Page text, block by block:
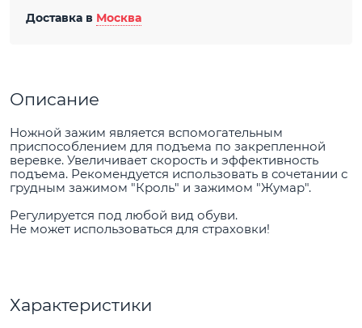
Доставка в Москва
Описание
Ножной зажим является вспомогательным
приспособлением для подъема по закрепленной
веревке. Увеличивает скорость и эффективность
подъема. Рекомендуется использовать в сочетании с
грудным зажимом "Кроль" и зажимом "Жумар".
Регулируется под любой вид обуви.
Не может использоваться для страховки!
Характеристики